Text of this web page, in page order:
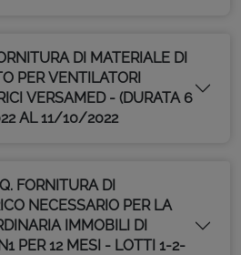
DI MATERIALE DI
PER VENTILATORI
VERSAMED - (DURATA 6
AL 11/10/2022
FORNITURA DI
NECESSARIO PER LA
IMMOBILI DI
PER 12 MESI - LOTTI 1-2-